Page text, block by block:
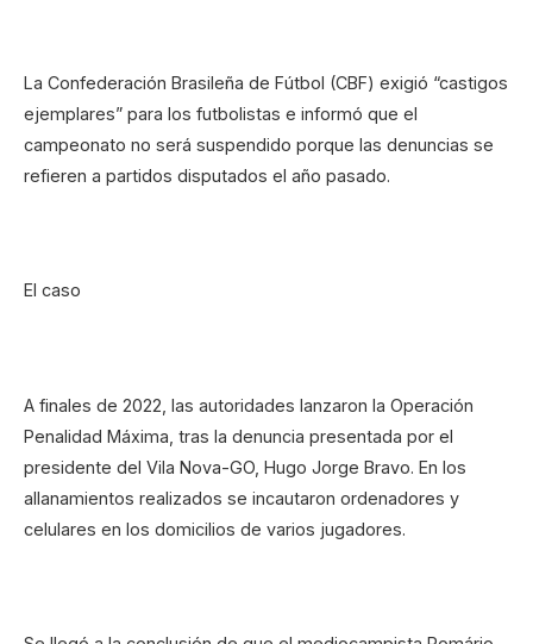
La Confederación Brasileña de Fútbol (CBF) exigió “castigos
ejemplares” para los futbolistas e informó que el
campeonato no será suspendido porque las denuncias se
refieren a partidos disputados el año pasado.
El caso
A finales de 2022, las autoridades lanzaron la Operación
Penalidad Máxima, tras la denuncia presentada por el
presidente del Vila Nova-GO, Hugo Jorge Bravo. En los
allanamientos realizados se incautaron ordenadores y
celulares en los domicilios de varios jugadores.